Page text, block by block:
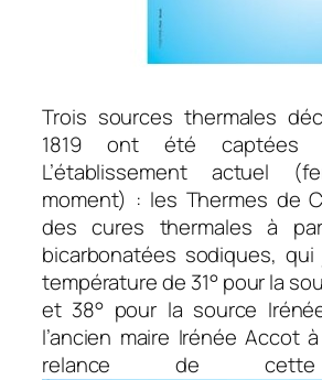
Trois sources thermales
1819 ont été captées
L’établissement actuel
moment) : les Thermes de
des cures thermales à
bicarbonatées sodiques,
température de 31° pour la
et 38° pour la source
l’ancien maire Irénée Accot
relance de cette